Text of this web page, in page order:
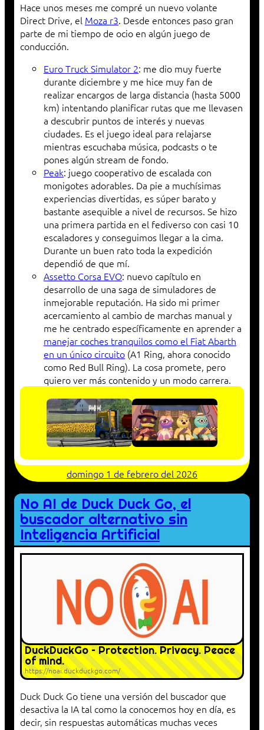
Hace unos meses me compré un nuevo volante
Direct Drive, el Moza r3. Desde entonces paso gran
parte de mi tiempo de ocio en algún juego de
conducción.
Euro Truck Simulator 2: me dio muy fuerte
durante diciembre y me hice muy fan de
realizar encargos de larga distancia (hasta 5000
km) intentando planificar rutas que me llevasen
a descubrir puntos de interés y nuevas
ciudades. Es el juego ideal para relajarse
mientras escuchaba música, podcasts o te
pones algún stream de fondo.
Peak: juego cooperativo de escalada con
monigotes adorables. Da pie a muchísimas
experiencias divertidas, es súper barato y
bastante asequible a nivel de recursos. Se hizo
una primera partida en el fediverso con casi 10
escaladores y conseguimos llegar a la cima.
Durante un buen rato toda la expedición
dependió de que mí.
Assetto Corsa EVO: nuevo capítulo en
desarrollo de una saga de simuladores de
inmejorable reputación. Ha sido mi primer
acercamiento al cambio de marchas manual y
me he centrado específicamente en aprender a
manejar coches tranquilos como el Fiat Abarth
en un único circuito (A1 Ring, ahora conocido
como Red Bull Ring). La cosa promete, pero
quiero ver más contenido y un modo carrera.
domingo 1 de febrero del 2026
No AI de Duck Duck Go, el
buscador alternativo sin
Inteligencia Artificial
DuckDuckGo – Protection. Privacy. Peace
of mind.
https://noai.duckduckgo.com/
Duck Duck Go tiene una versión del buscador que
desactiva la IA tal como la conocemos hoy en día, es
decir, sin respuestas automáticas muchas veces